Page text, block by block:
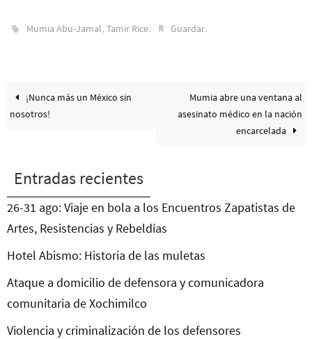
Mumia Abu-Jamal,Tamir Rice. Guardar.
¡Nunca más un México sin
nosotros!
Mumia abre una ventana al
asesinato médico en la nación
encarcelada
Entradas recientes
26-31 ago: Viaje en bola a los Encuentros Zapatistas de
Artes, Resistencias y Rebeldías
Hotel Abismo: Historia de las muletas
Ataque a domicilio de defensora y comunicadora
comunitaria de Xochimilco
Violencia y criminalización de los defensores